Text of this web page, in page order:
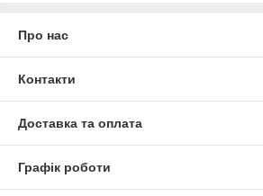
Про нас
Контакти
Доставка та оплата
Графік роботи